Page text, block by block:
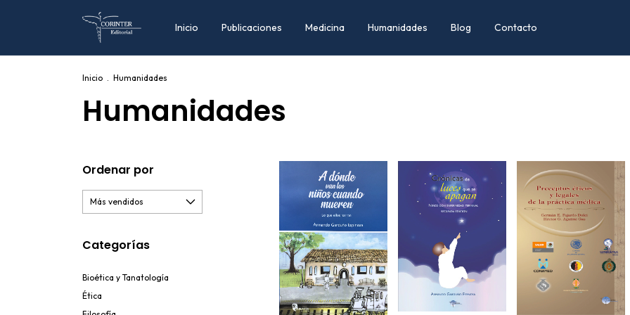
Inicio Publicaciones Medicina Humanidades Blog Contacto
Inicio . Humanidades
Humanidades
Ordenar por
Categorías
Bioética y Tanatología
Ética